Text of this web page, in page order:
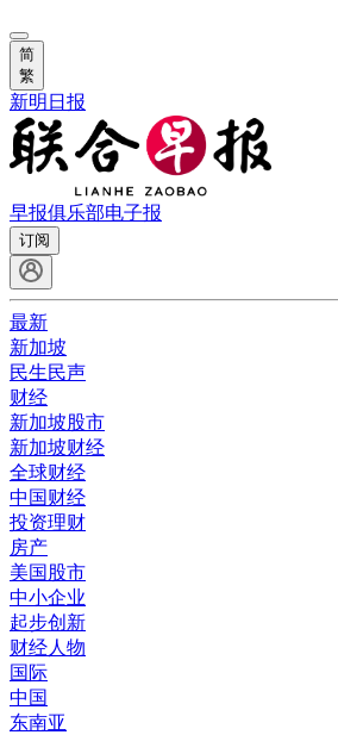
简
繁
新明日报
早报俱乐部电子报
订阅
最新
新加坡
民生民声
财经
新加坡股市
新加坡财经
全球财经
中国财经
投资理财
房产
美国股市
中小企业
起步创新
财经人物
国际
中国
东南亚